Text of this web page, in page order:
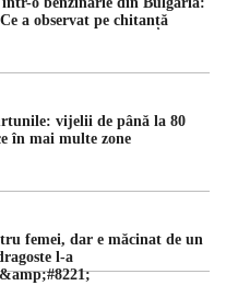
noi variante de premier
a observat pe chitanță
vijelii de până la 80
în mai multe zone
femei, dar e măcinat de un
l-a